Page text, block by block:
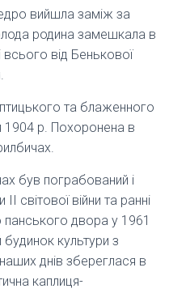
вийшла заміж за
родина замешкала в
від Бенькової
та блаженного
1904 р. Похоронена в
був пограбований і
світової війни та ранні
панського двора у 1961
культури з
днів збереглася в
каплиця-